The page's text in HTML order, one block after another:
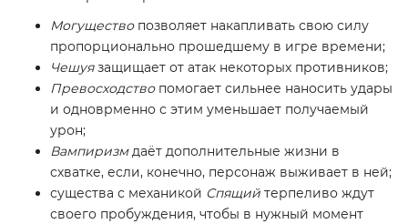
Могуществопозволяет накапливать свою силу
пропорционально прошедшему в игре времени;
Чешуязащищает от атак некоторых противников;
Превосходствопомогает сильнее наносить удары
и одноврменно с этим уменьшает получаемый
урон;
Вампиризмдаёт дополнительные жизни в
схватке, если, конечно, персонаж выживает в ней;
существа с механикой Спящий терпеливо ждут
своего пробуждения, чтобы в нужный момент